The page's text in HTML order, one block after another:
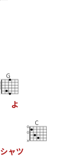
G
よ
シャツ
C